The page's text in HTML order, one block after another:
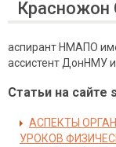
Красножон
аспирант НМАПО
ассистент ДонНМУ
Статьи на сайте
АСПЕКТЫ
УРОКОВ